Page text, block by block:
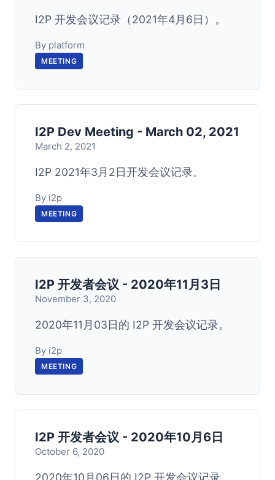
I2P 开发会议记录（2021年4月6日）。
By platform
MEETING
I2P Dev Meeting - March 02, 2021
March 2, 2021
I2P 2021年3月2日开发会议记录。
By i2p
MEETING
I2P 开发者会议 - 2020年11月3日
November 3, 2020
2020年11月03日的 I2P 开发会议记录。
By i2p
MEETING
I2P 开发者会议 - 2020年10月6日
October 6, 2020
2020年10月06日的 I2P 开发会议记录。